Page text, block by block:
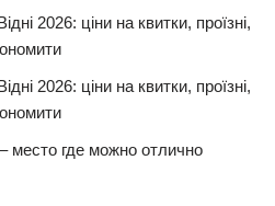
2026: ціни на квитки, проїзні,
2026: ціни на квитки, проїзні,
место где можно отлично